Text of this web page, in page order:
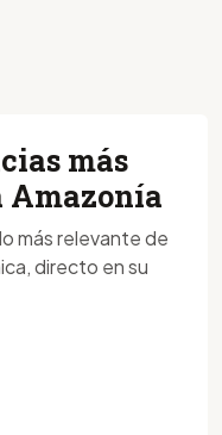
más
Amazonía
más relevante de
directo en su